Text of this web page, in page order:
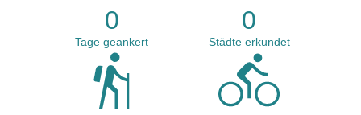
0
Tage geankert
0
Städte erkundet